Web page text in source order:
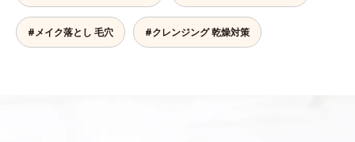
#メイク落とし 毛穴 #クレンジング 乾燥対策